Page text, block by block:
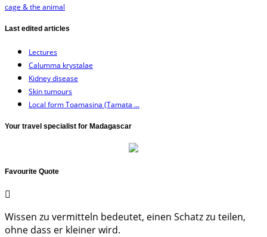
cage & the animal
Last edited articles
Lectures
Calumma krystalae
Kidney disease
Skin tumours
Local form Toamasina (Tamata ...
Your travel specialist for Madagascar
Favourite Quote
Wissen zu vermitteln bedeutet, einen Schatz zu teilen,
ohne dass er kleiner wird.